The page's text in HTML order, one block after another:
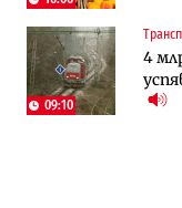
09:10
4
АЕЦ